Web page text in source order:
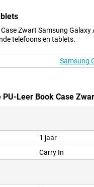
Zwart Samsung
telefoons en tablets.
Samsung
Leer Book Case
1 jaar
Carry In